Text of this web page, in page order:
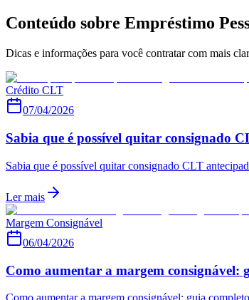
Conteúdo sobre Empréstimo
Dicas e informações para você contratar com mais
Crédito CLT
07/04/2026
Sabia que é possível quitar consignado
Sabia que é possível quitar consignado CLT
Ler mais
Margem Consignável
06/04/2026
Como aumentar a margem consignável: